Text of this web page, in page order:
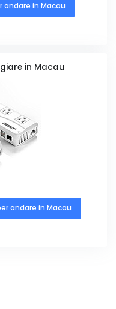
in Macau
in Macau
andare in Macau